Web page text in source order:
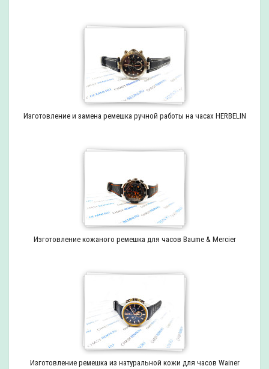
Изготовление и замена ремешка ручной работы на часах HERBELIN
Изготовление кожаного ремешка для часов Baume & Mercier
Изготовление ремешка из натуральной кожи для часов Wainer